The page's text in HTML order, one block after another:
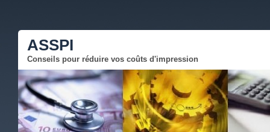
ASSPI
Conseils pour réduire vos coûts d'impression